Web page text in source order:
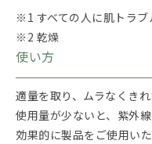
※1 すべての人に肌トラブ
※2 乾燥
使い方
適量を取り、ムラなくき
使用量が少ないと、紫外
効果的に製品をご使用い